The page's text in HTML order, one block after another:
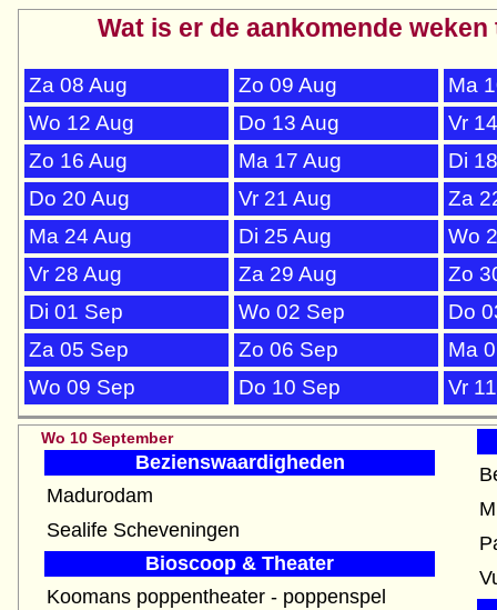
Wat is er de aankomende
Za 08 Aug Zo 09 Aug
Ma
Wo 12 Aug
Do 13 Aug
Vr
Zo 16 Aug
Ma 17 Aug
Di
Do 20 Aug
Vr 21 Aug
Za
Ma 24 Aug
Di 25 Aug
Wo
Vr 28 Aug
Za 29 Aug
Zo
Di 01 Sep
Wo 02 Sep
Do
Za 05 Sep
Zo 06 Sep
Ma
Wo 09 Sep
Do 10 Sep Vr
Wo 10 September
Bezienswaardigheden
Madurodam
Sealife Scheveningen
Bioscoop & Theater
Koomans poppentheater - poppenspel